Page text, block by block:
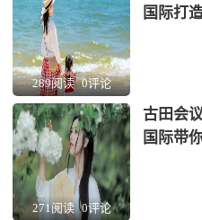
289阅读 0评论
国际打
271阅读 0评论
古田会
国际带